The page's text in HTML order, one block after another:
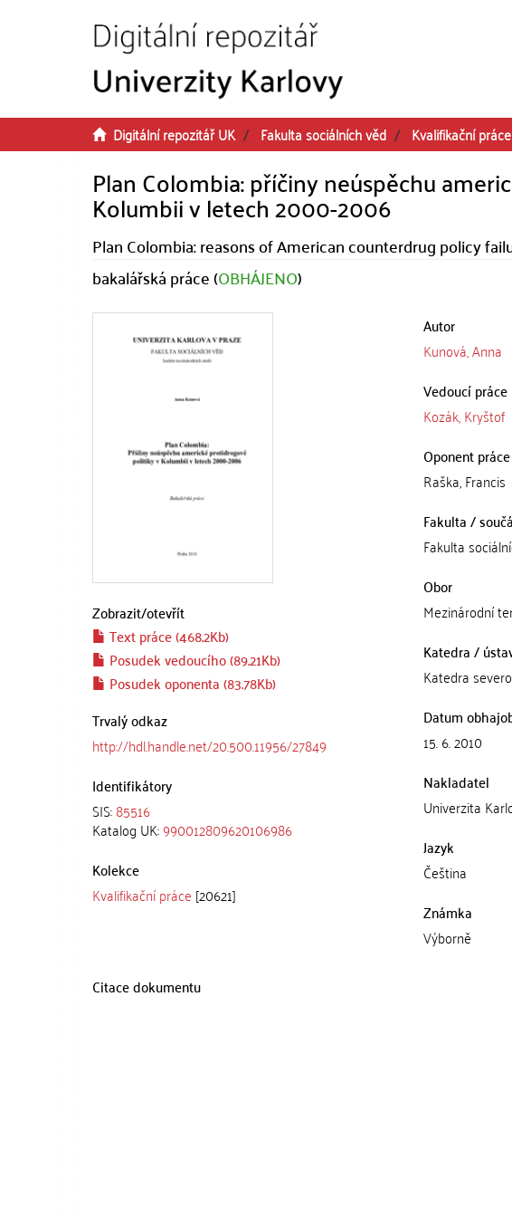
Digitální repozitář UK Fakulta sociálních věd Kvalifikační práce
Plan Colombia: příčiny neúspěchu
Kolumbii v letech 2000-2006
Plan Colombia: reasons of American counterdrug policy
bakalářská práce (OBHÁJENO)
Zobrazit/otevřít
Text práce (468.2Kb)
Posudek vedoucího (89.21Kb)
Posudek oponenta (83.78Kb)
Trvalý odkaz
http://hdl.handle.net/20.500.11956/27849
Identifikátory
SIS:85516
Katalog UK:990012809620106986
Kolekce
Kvalifikační práce [20621]
Autor
Kunová, Anna
Vedoucí práce
Kozák, Kryštof
Oponent práce
Raška, Francis
Fakulta /
Fakulta
Obor
Mezinárodní
Katedra /
Katedra
Datum
15. 6. 2010
Nakladatel
Univerzita
Jazyk
Čeština
Známka
Výborně
Citace dokumentu